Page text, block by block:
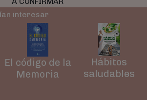
interesar
El código de la
Memoria
Hábitos
saludables